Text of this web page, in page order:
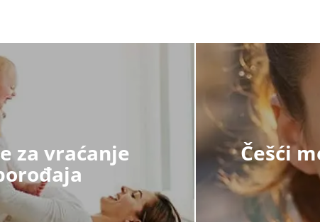
za vraćanje Češći